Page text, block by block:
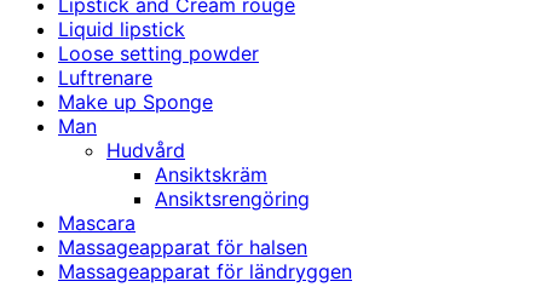
Lipstick and Cream rouge
Liquid lipstick
Loose setting powder
Luftrenare
Make up Sponge
Man
Hudvård
Ansiktskräm
Ansiktsrengöring
Mascara
Massageapparat för halsen
Massageapparat för ländryggen